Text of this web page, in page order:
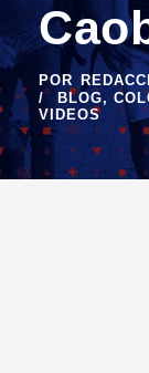
POR
BLOG,
VIDEOS